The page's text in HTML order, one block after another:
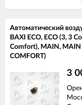
Автоматический
BAXI ECO, ECO (3, 3
Comfort), MAIN, MAIN
COMFORT)
3